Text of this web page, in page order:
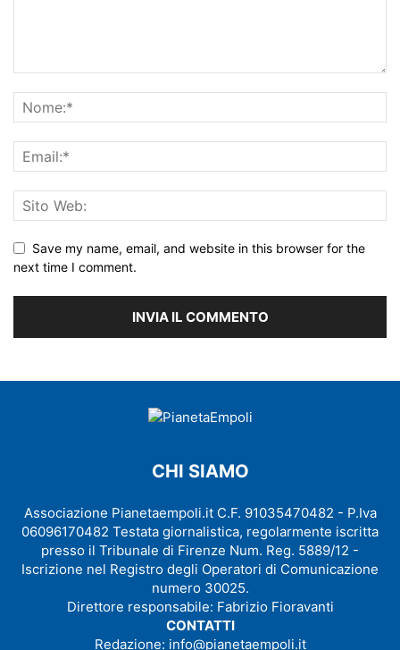
Save my name, email, and website in this browser for the
next time I comment.
CHI SIAMO
Associazione Pianetaempoli.it C.F. 91035470482 - P.Iva
06096170482 Testata giornalistica, regolarmente iscritta
presso il Tribunale di Firenze Num. Reg. 5889/12 -
Iscrizione nel Registro degli Operatori di Comunicazione
numero 30025.
Direttore responsabile: Fabrizio Fioravanti
CONTATTI
Redazione: info@pianetaempoli.it